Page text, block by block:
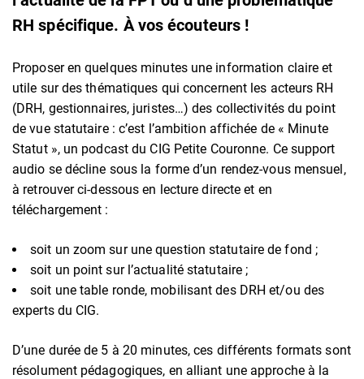
RH spécifique. À vos écouteurs !
Proposer en quelques minutes une information claire et
utile sur des thématiques qui concernent les acteurs RH
(DRH, gestionnaires, juristes…) des collectivités du point
de vue statutaire : c’est l’ambition affichée de « Minute
Statut », un podcast du CIG Petite Couronne. Ce support
audio se décline sous la forme d’un rendez-vous mensuel,
à retrouver ci-dessous en lecture directe et en
téléchargement :
soit un zoom sur une question statutaire de fond ;
soit un point sur l’actualité statutaire ;
soit une table ronde, mobilisant des DRH et/ou des
experts du CIG.
D’une durée de 5 à 20 minutes, ces différents formats sont
résolument pédagogiques, en alliant une approche à la